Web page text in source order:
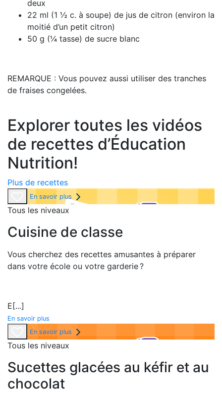
deux
22 ml (1 ½ c. à soupe) de jus de citron (environ la
moitié d’un petit citron)
50 g (¼ tasse) de sucre blanc
REMARQUE : Vous pouvez aussi utiliser des tranches
de fraises congelées.
Explorer toutes les vidéos
de recettes d’Éducation
Nutrition!
Plus de recettes
En savoir plus
Tous les niveaux
Cuisine de classe
Vous cherchez des recettes amusantes à préparer
dans votre école ou votre garderie ?
E[...]
En savoir plus
En savoir plus
Tous les niveaux
Sucettes glacées au kéfir et au
chocolat